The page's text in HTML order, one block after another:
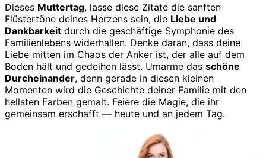
Dieses Muttertag, lasse diese Zitate die sanften
Flüstertöne deines Herzens sein, die Liebe und
Dankbarkeit durch die geschäftige Symphonie des
Familienlebens widerhallen. Denke daran, dass deine
Liebe mitten im Chaos der Anker ist, der alle auf dem
Boden hält und gedeihen lässt. Umarme das schöne
Durcheinander, denn gerade in diesen kleinen
Momenten wird die Geschichte deiner Familie mit den
hellsten Farben gemalt. Feiere die Magie, die ihr
gemeinsam erschafft — heute und an jedem Tag.